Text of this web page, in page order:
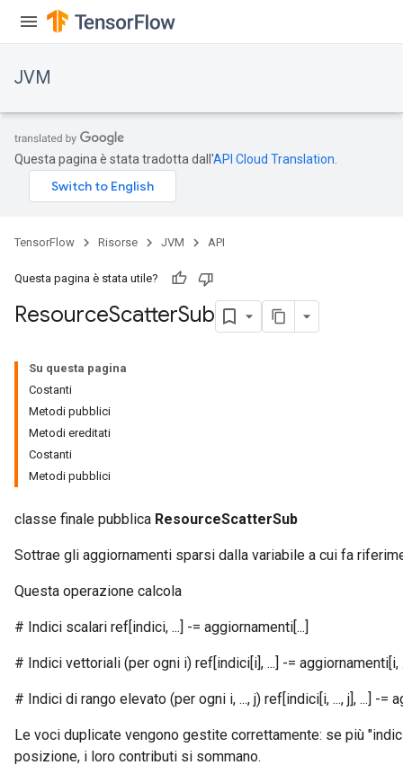
JVM
Questa pagina è stata tradotta dall'API Cloud Translation
TensorFlow Risorse JVM API
Questa pagina è stata utile?
ResourceScatterSub
Su questa pagina
Costanti
Metodi pubblici
Metodi ereditati
Costanti
Metodi pubblici
classe finale pubblica ResourceScatterSub
Sottrae gli aggiornamenti sparsi dalla variabile a cui fa
Questa operazione calcola
# Indici scalari ref[indici, ...] -= aggiornamenti[...]
# Indici vettoriali (per ogni i) ref[indici[i], ...] -= aggiornamenti[i,
# Indici di rango elevato (per ogni i, ..., j) ref[indici[i, ..., j], ...] -=
Le voci duplicate vengono gestite correttamente: se più
posizione, i loro contributi si sommano.